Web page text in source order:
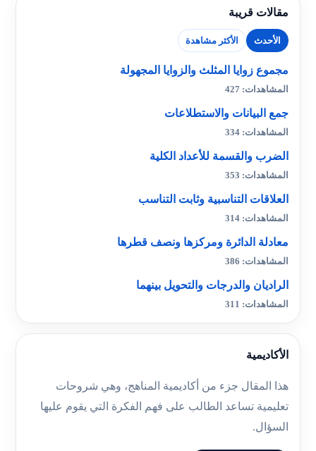
مقالات قريبة
الأحدث الأكثر مشاهدة
مجموع زوايا المثلث والزوايا المجهولة
المشاهدات: 427
جمع البيانات والاستطلاعات
المشاهدات: 334
الضرب والقسمة للأعداد الكلية
المشاهدات: 353
العلاقات التناسبية وثابت التناسب
المشاهدات: 314
معادلة الدائرة ومركزها ونصف قطرها
المشاهدات: 386
الراديان والدرجات والتحويل بينهما
المشاهدات: 311
الأكاديمية
هذا المقال جزء من أكاديمية المناهج، وهي شروحات
تعليمية تساعد الطالب على فهم الفكرة التي يقوم عليها
السؤال.